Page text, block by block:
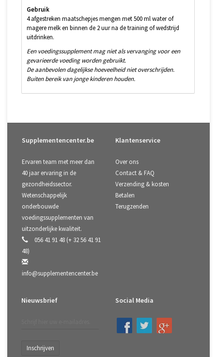
Gebruik
4 afgestreken maatschepjes mengen met 500 ml water of
magere melk en binnen de 2 uur na de training of wedstrijd
uitdrinken.
Een voedingssupplement mag niet als vervanging voor een
gevarieerde voeding worden gebruikt.
De aanbevolen dagelijkse hoeveelheid niet overschrijden.
Buiten bereik van jonge kinderen houden.
Supplementencenter.be
Ervaren team met meer dan
40 jaar ervaring in de
gezondheidssector.
Wetenschappelijk
onderbouwde
voedingssupplementen van
uitzonderlijke kwaliteit.
056 41 91 48 (+ 32 56 41 91
48)
info@supplementencenter.be
Klantenservice
Over ons
Contact & FAQ
Verzending & kosten
Betalen
Terugzenden
Nieuwsbrief
Inschrijven
Social Media